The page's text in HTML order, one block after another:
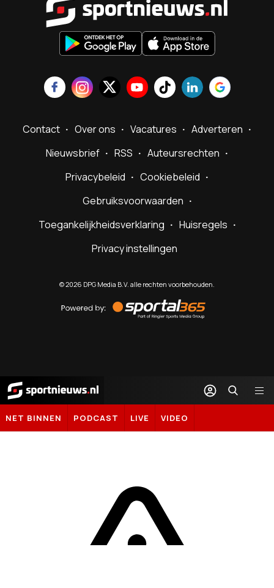
Contact Over ons Vacatures
Adverteren
Nieuwsbrief
RSS
Auteursrechten
Privacybeleid
Cookiebeleid
Gebruiksvoorwaarden
Toegankelijkheidsverklaring
Huisregels
Privacy instellingen
©2026 DPG Media B.V. alle rechten voorbehouden.
by
Sportal365
Sportnieuws.nl
NET BINNEN PODCAST LIVE VIDEO